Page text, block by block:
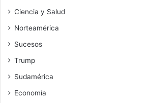
Ciencia y Salud
Norteamérica
Sucesos
Trump
Sudamérica
Economía